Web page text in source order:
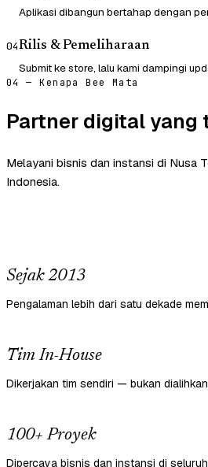
Aplikasi dibangun bertahap dengan
04Rilis & Pemeliharaan
Submit ke store, lalu kami dampingi
04 — Kenapa Bee Mata
Partner digital yang
Melayani bisnis dan instansi di Nusa
Indonesia.
Sejak 2013
Pengalaman lebih dari satu dekade
Tim In-House
Dikerjakan tim sendiri — bukan
100+ Proyek
Dipercaya bisnis dan instansi di